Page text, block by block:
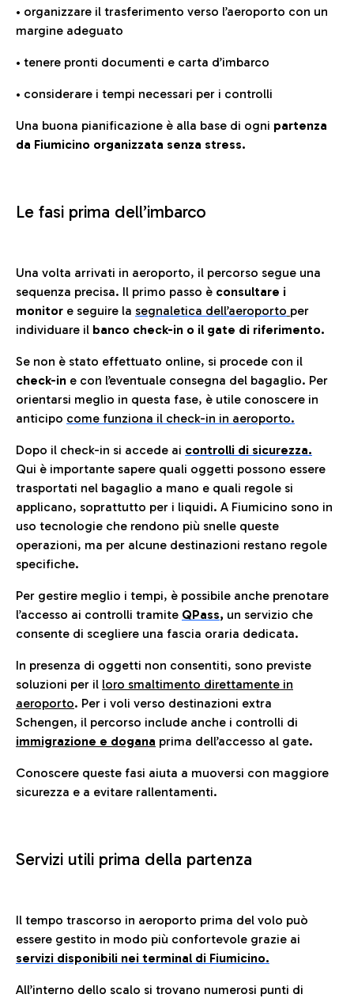
• organizzare il trasferimento verso l’aeroporto con un
margine adeguato
• tenere pronti documenti e carta d’imbarco
• considerare i tempi necessari per i controlli
Una buona pianificazione è alla base di ogni partenza
da Fiumicino organizzata senza stress.
Le fasi prima dell’imbarco
Una volta arrivati in aeroporto, il percorso segue una
sequenza precisa. Il primo passo è consultare i
monitor e seguire la segnaletica dell’aeroporto per
individuare il banco check-in o il gate di riferimento.
Se non è stato effettuato online, si procede con il
check-in e con l’eventuale consegna del bagaglio. Per
orientarsi meglio in questa fase, è utile conoscere in
anticipo come funziona il check-in in aeroporto.
Dopo il check-in si accede ai controlli di sicurezza.
Qui è importante sapere quali oggetti possono essere
trasportati nel bagaglio a mano e quali regole si
applicano, soprattutto per i liquidi. A Fiumicino sono in
uso tecnologie che rendono più snelle queste
operazioni, ma per alcune destinazioni restano regole
specifiche.
Per gestire meglio i tempi, è possibile anche prenotare
l’accesso ai controlli tramite QPass, un servizio che
consente di scegliere una fascia oraria dedicata.
In presenza di oggetti non consentiti, sono previste
soluzioni per il loro smaltimento direttamente in
aeroporto. Per i voli verso destinazioni extra
Schengen, il percorso include anche i controlli di
immigrazione e dogana prima dell’accesso al gate.
Conoscere queste fasi aiuta a muoversi con maggiore
sicurezza e a evitare rallentamenti.
Servizi utili prima della partenza
Il tempo trascorso in aeroporto prima del volo può
essere gestito in modo più confortevole grazie ai
servizi disponibili nei terminal di Fiumicino.
All’interno dello scalo si trovano numerosi punti di